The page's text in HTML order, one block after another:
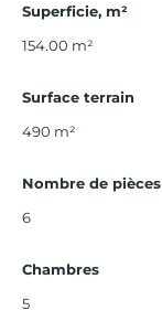
Superficie, m²
154.00 m²
Surface terrain
490 m²
Nombre de pièces
6
Chambres
5